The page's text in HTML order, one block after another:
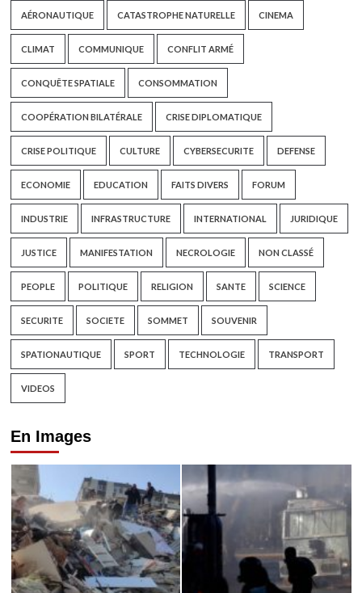
AÉRONAUTIQUE CATASTROPHE NATURELLE CINEMA
CLIMAT COMMUNIQUE CONFLIT ARMÉ
CONQUÊTE SPATIALE CONSOMMATION
COOPÉRATION BILATÉRALE CRISE DIPLOMATIQUE
CRISE POLITIQUE CULTURE CYBERSECURITE DEFENSE
ECONOMIE EDUCATION FAITS DIVERS FORUM
INDUSTRIE INFRASTRUCTURE INTERNATIONAL JURIDIQUE
JUSTICE MANIFESTATION NECROLOGIE NON CLASSÉ
PEOPLE POLITIQUE RELIGION SANTE SCIENCE
SECURITE SOCIETE SOMMET SOUVENIR
SPATIONAUTIQUE SPORT TECHNOLOGIE TRANSPORT
VIDEOS
En Images